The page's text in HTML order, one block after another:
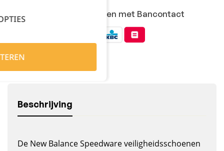
Veilig online afrekenen met Bancontact
Beschrijving
De New Balance Speedware veiligheidsschoenen